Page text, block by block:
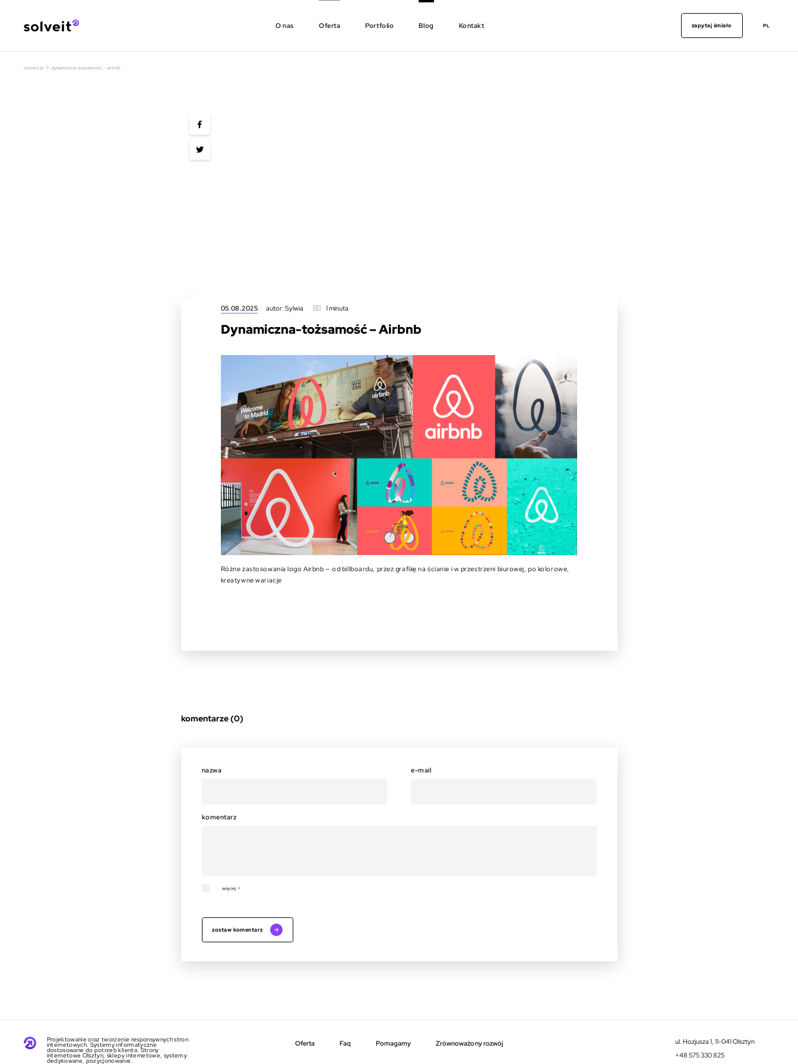
O nas Oferta Portfolio Blog Kontakt zapytaj śmiało PL
solveit.pl › dynamiczna-tożsamość – airbnb
05.08.2025 autor: Sylwia 1 minuta
Dynamiczna-tożsamość – Airbnb
Różne zastosowania logo Airbnb — od billboardu, przez grafikę na ścianie i w przestrzeni biurowej, po kolorowe,
kreatywne wariacje
komentarze (0)
komentarz
więcej >
nazwa e-mail
zostaw komentarz
Projektowanie oraz tworzenie responsywnych stron
internetowych. Systemy informatyczne
dostosowane do potrzeb klienta. Strony
internetowe Olsztyn, sklepy internetowe, systemy
dedykowane, pozycjonowanie.
Oferta faq pomagamy zrównoważony rozwój
ul. Hozjusza 1, 11-041 Olsztyn
+48 575 330 825